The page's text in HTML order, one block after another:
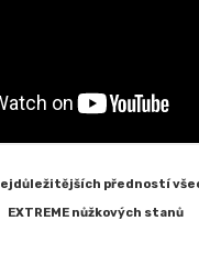
předností
EXTREME nůžkových stanů